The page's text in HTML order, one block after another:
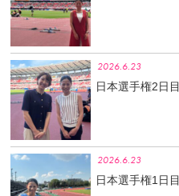
2026.6.23
日本選手権2日目
2026.6.23
日本選手権1日目